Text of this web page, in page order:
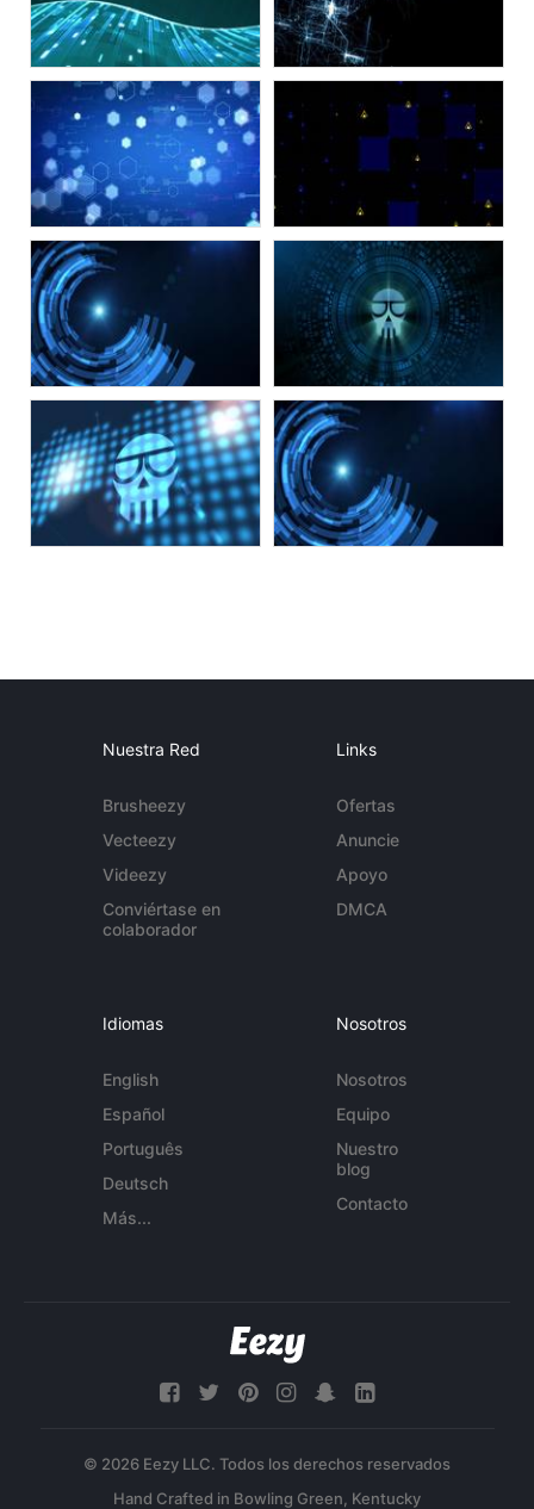
Nuestra Red
Brusheezy
Vecteezy
Videezy
Conviértase en
colaborador
Links
Ofertas
Anuncie
Apoyo
DMCA
Idiomas
English
Español
Português
Deutsch
Más...
Nosotros
Nosotros
Equipo
Nuestro
blog
Contacto
© 2026 Eezy LLC. Todos los derechos reservados